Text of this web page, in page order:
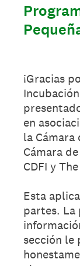
¡Gracias
en
la Cámara
Cámara
CDFI y
Esta
partes. La
sección le